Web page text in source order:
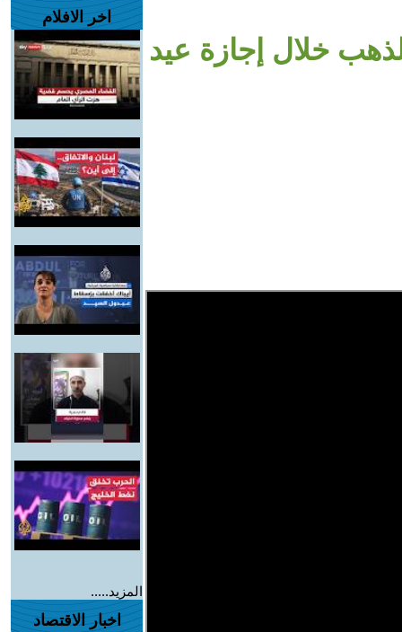
خلال إجازة عيد
اخر الافلام
المزيد.....
اخبار الاقتصاد